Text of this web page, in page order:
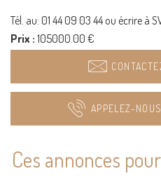
Tél. au: 01 44 09 03 44 ou écrire à
Prix : 105000.00 €
APPELEZ-
Ces annonces